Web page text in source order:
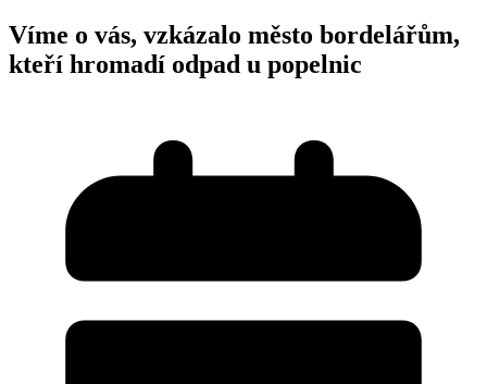
Víme o vás, vzkázalo město bordelářům,
kteří hromadí odpad u popelnic